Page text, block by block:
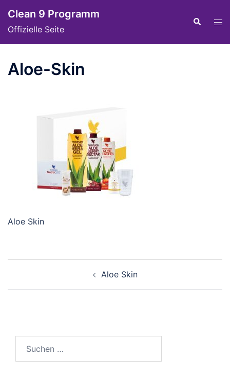
content
Clean 9 Programm
Offizielle Seite
Search
Aloe-Skin
Aloe Skin
Aloe Skin